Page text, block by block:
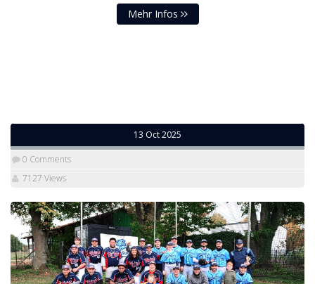
Mehr Infos
13 Oct 2025
0 Comments
7127 Views